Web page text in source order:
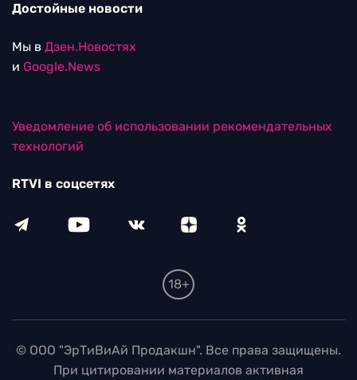
Достойные новости
Мы в Дзен.Новостях
и Google.News
Уведомление об использовании рекомендательных
технологий
RTVI в соцсетях
18+
© ООО "ЭрТиВиАй Продакшн". Все права защищены.
При цитировании материалов активная